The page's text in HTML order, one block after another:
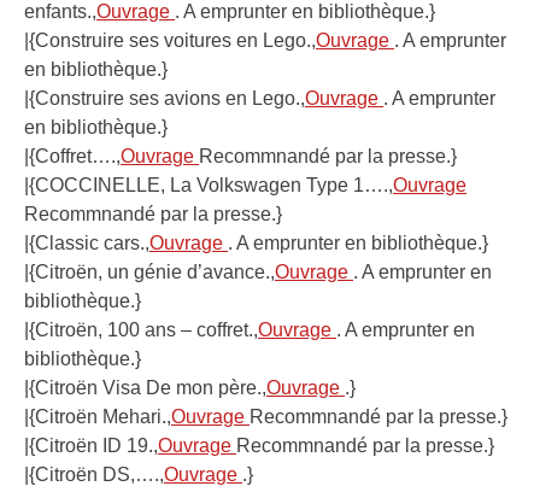
enfants.,Ouvrage . A emprunter en bibliothèque.}
|{Construire ses voitures en Lego.,Ouvrage . A emprunter
en bibliothèque.}
|{Construire ses avions en Lego.,Ouvrage . A emprunter
en bibliothèque.}
|{Coffret….,Ouvrage Recommnandé par la presse.}
|{COCCINELLE, La Volkswagen Type 1….,Ouvrage
Recommnandé par la presse.}
|{Classic cars.,Ouvrage . A emprunter en bibliothèque.}
|{Citroën, un génie d’avance.,Ouvrage . A emprunter en
bibliothèque.}
|{Citroën, 100 ans – coffret.,Ouvrage . A emprunter en
bibliothèque.}
|{Citroën Visa De mon père.,Ouvrage .}
|{Citroën Mehari.,Ouvrage Recommnandé par la presse.}
|{Citroën ID 19.,Ouvrage Recommnandé par la presse.}
|{Citroën DS,….,Ouvrage .}